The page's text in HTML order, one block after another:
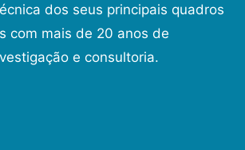
dos seus principais quadros
com mais de 20 anos de
e consultoria.